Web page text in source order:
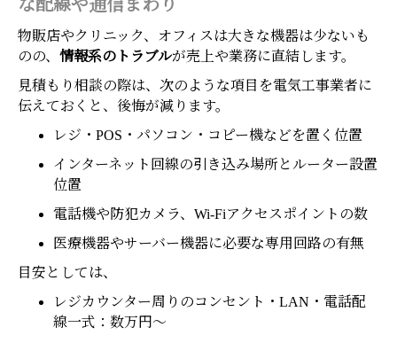
な配線や通信まわり
物販店やクリニック、オフィスは大きな機器は少ないも
のの、 情報系のトラブルが売上や業務に直結します。
見積もり相談の際は、次のような項目を電気工事業者に
伝えておくと、後悔が減ります。
レジ・POS・パソコン・コピー機などを置く位置
インターネット回線の引き込み場所とルーター設置
位置
電話機や防犯カメラ、Wi-Fiアクセスポイントの数
医療機器やサーバー機器に必要な専用回路の有無
目安としては、
レジカウンター周りのコンセント・LAN・電話配
線一式：数万円〜